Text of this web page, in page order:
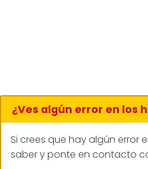
¿Ves algún error en los
Si crees que hay algún error
saber y ponte en contacto